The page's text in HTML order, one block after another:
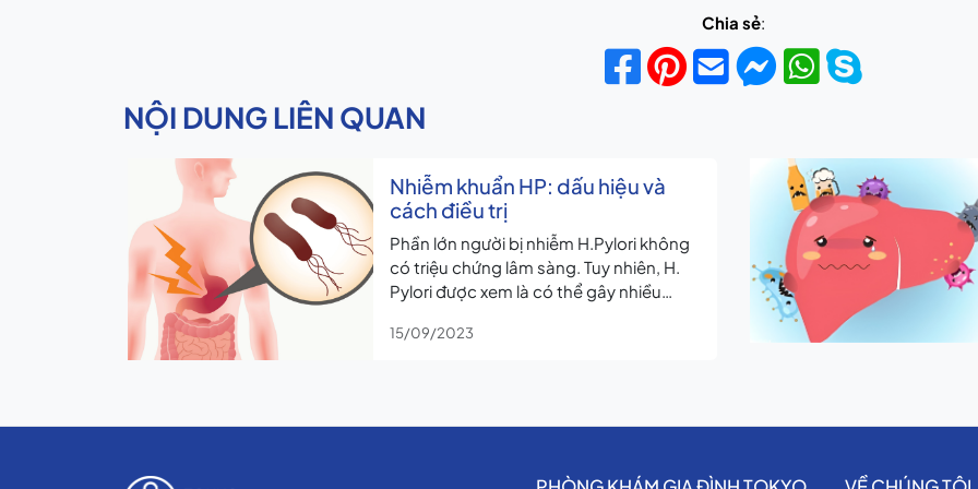
Chia sẻ:
NỘI DUNG LIÊN QUAN
Nhiễm khuẩn HP: dấu hiệu và
cách điều trị
Phần lớn người bị nhiễm H.Pylori không
có triệu chứng lâm sàng. Tuy nhiên, H.
Pylori được xem là có thể gây nhiều
loét dạ dày và ung thư
15/09/2023